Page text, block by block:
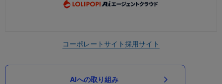
コーポレートサイト採用サイト
AIへの取り組み